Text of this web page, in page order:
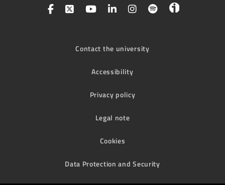
Contact the university
Accessibility
Privacy policy
Legal note
Cookies
Data Protection and Security